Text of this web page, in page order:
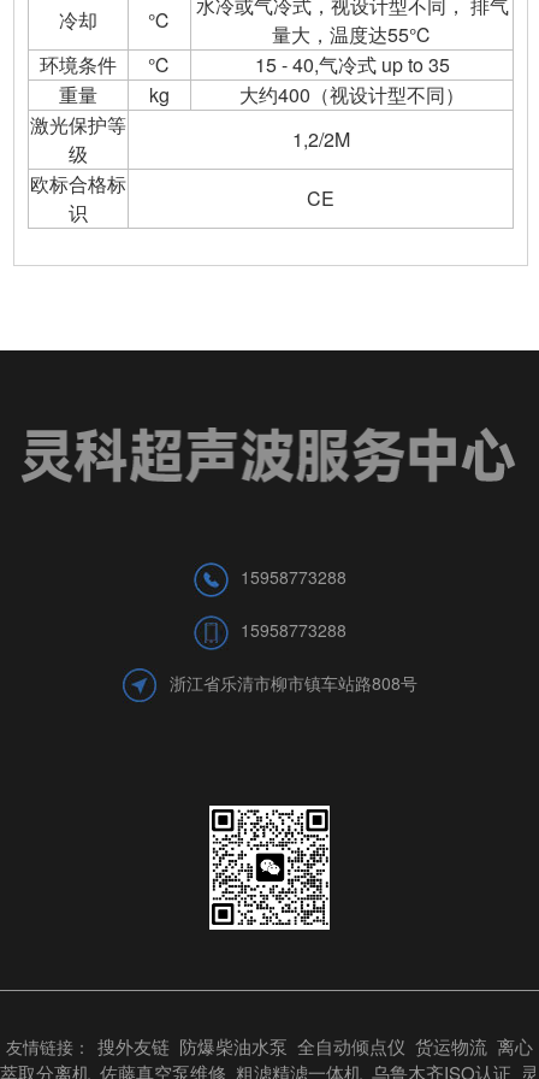
冷却 ℃
量大，温度达55℃
环境条件
℃
15 - 40,气冷式 up to 35
重量
kg 大约400（视设计型不同）
激光保护等
级
1,2/2M
欧标合格标
识
CE
15958773288
15958773288
浙江省乐清市柳市镇车站路808号
友情链接： 搜外友链 防爆柴油水泵 全自动倾点仪 货运物流 离心
萃取分离机 佐藤真空泵维修 粗滤精滤一体机 乌鲁木齐ISO认证 灵